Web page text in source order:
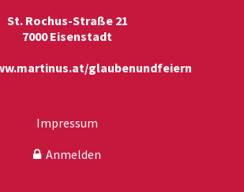
St. Rochus-Straße 21
7000 Eisenstadt
glaubenundfeiern
Impressum
Anmelden